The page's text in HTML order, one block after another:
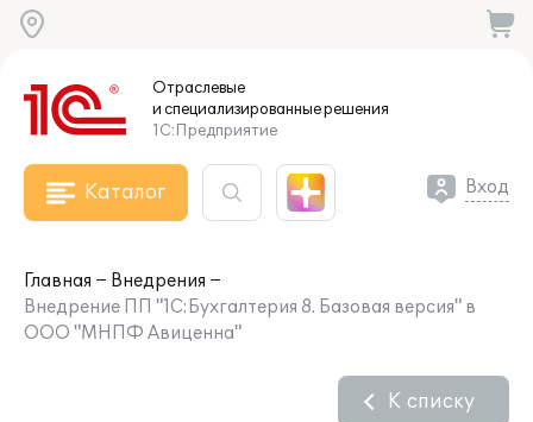
Отраслевые
и специализированныерешения
1С:Предприятие
Каталог Вход
Главная
Внедрения
Внедрение ПП "1С:Бухгалтерия 8. Базовая версия" в
ООО "МНПФ Авиценна"
К списку